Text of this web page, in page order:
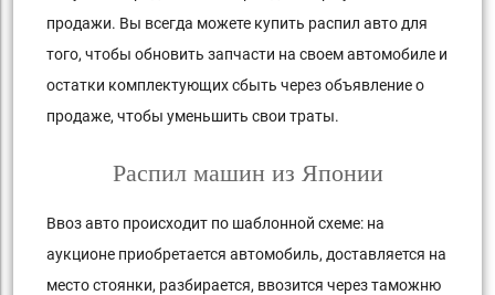
продажи. Вы всегда можете купить распил авто для
того, чтобы обновить запчасти на своем автомобиле и
остатки комплектующих сбыть через объявление о
продаже, чтобы уменьшить свои траты.
Распил машин из Японии
Ввоз авто происходит по шаблонной схеме: на
аукционе приобретается автомобиль, доставляется на
место стоянки, разбирается, ввозится через таможню